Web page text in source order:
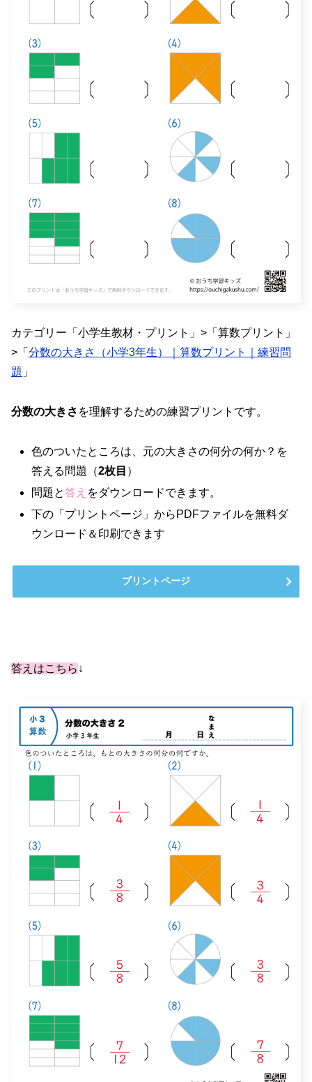
カテゴリー「小学生教材・プリント」>「算数プリント」
>「 分数の大きさ（小学3年生）｜算数プリント｜練習問
題 」
分数の大きさ を理解するための練習プリントです。
色のついたところは、元の大きさの何分の何か？を
答える問題（2枚目 ）
問題と答え をダウンロードできます。
下の「プリントページ」からPDFファイルを無料ダ
ウンロード＆印刷できます
プリントページ
答えはこちら ↓